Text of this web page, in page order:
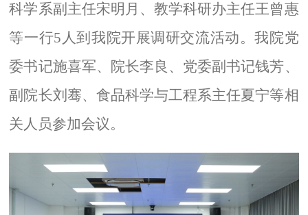
科学系副主任宋明月、教学科研办主任王曾惠
等一行5 人到我院开展调研交流活动。我院党
委书记施喜军、院长李良、党委副书记钱芳、
副院长刘骞、食品科学与工程系主任夏宁等相
关人员参加会议。